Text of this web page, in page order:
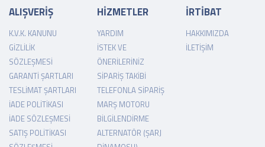
ALIŞVERİŞ
K.V.K. KANUNU
GIZLILIK
SÖZLEŞMESI
GARANTI ŞARTLARI
TESLIMAT ŞARTLARI
İADE POLITIKASI
İADE SÖZLEŞMESI
SATIŞ POLITIKASI
HİZMETLER
YARDIM
İSTEK VE
ÖNERILERINIZ
SIPARIŞ TAKIBI
TELEFONLA SIPARIŞ
MARŞ MOTORU
BILGILENDIRME
ALTERNATÖR (ŞARJ
İRTİBAT
HAKKIMIZDA
İLETIŞIM